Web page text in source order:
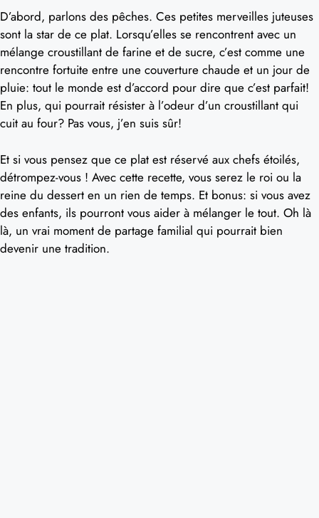
D’abord, parlons des pêches. Ces petites merveilles juteuses
sont la star de ce plat. Lorsqu’elles se rencontrent avec un
mélange croustillant de farine et de sucre, c’est comme une
rencontre fortuite entre une couverture chaude et un jour de
pluie: tout le monde est d’accord pour dire que c’est parfait!
En plus, qui pourrait résister à l’odeur d’un croustillant qui
cuit au four? Pas vous, j’en suis sûr!
Et si vous pensez que ce plat est réservé aux chefs étoilés,
détrompez-vous ! Avec cette recette, vous serez le roi ou la
reine du dessert en un rien de temps. Et bonus: si vous avez
des enfants, ils pourront vous aider à mélanger le tout. Oh là
là, un vrai moment de partage familial qui pourrait bien
devenir une tradition.